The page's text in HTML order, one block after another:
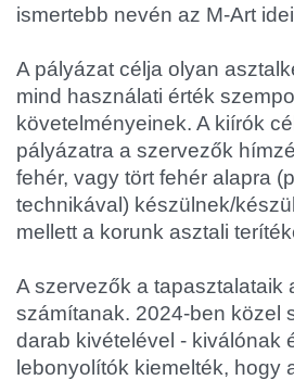
ismertebb nevén az M-Art
A pályázat célja olyan
mind használati érték
követelményeinek. A kiírók
pályázatra a szervezők
fehér, vagy tört fehér alapra
technikával) készülnek/
mellett a korunk asztali
A szervezők a tapasztalataik
számítanak. 2024-ben közel
darab kivételével - kiválónak
lebonyolítók kiemelték, hogy